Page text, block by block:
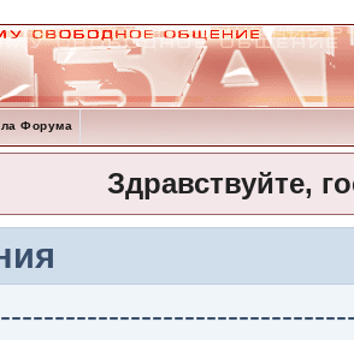
Форума
Здравствуйте,